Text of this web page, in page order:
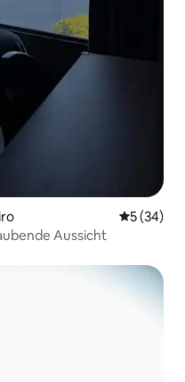
5 (34)
Aussicht